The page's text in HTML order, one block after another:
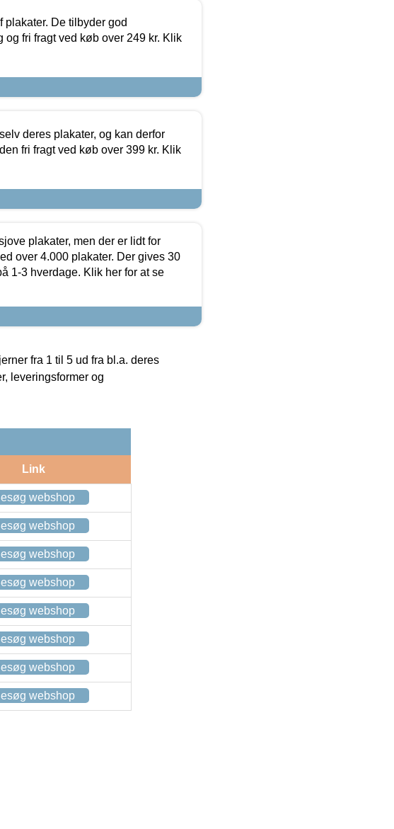
plakater. De tilbyder god
fri fragt ved køb over 249 kr. Klik
deres plakater, og kan derfor
fri fragt ved køb over 399 kr. Klik
plakater, men der er lidt for
over 4.000 plakater. Der gives 30
1-3 hverdage. Klik her for at se
fra 1 til 5 ud fra bl.a. deres
leveringsformer og
Link
webshop
webshop
webshop
webshop
webshop
webshop
webshop
webshop